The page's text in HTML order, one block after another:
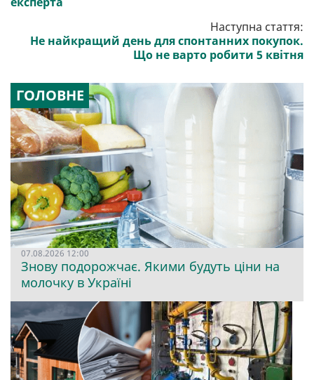
Наступна стаття:
Не найкращий день для спонтанних покупок.
Що не варто робити 5 квітня
ГОЛОВНЕ
07.08.2026 12:00
Знову подорожчає. Якими будуть ціни на
молочку в Україні